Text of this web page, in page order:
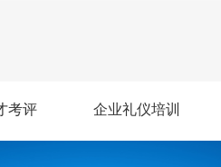
考评 企业礼仪培训